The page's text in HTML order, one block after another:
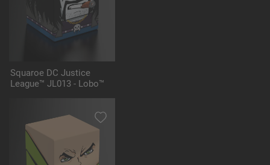
Squaroe DC Justice
League™ JL013 - Lobo™